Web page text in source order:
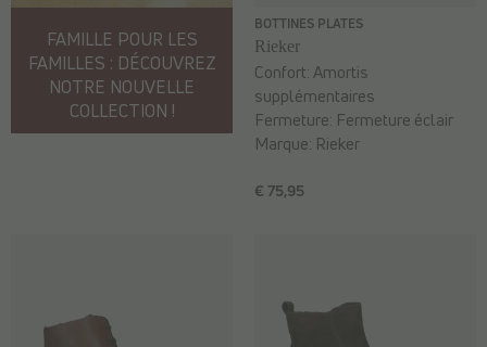
FAMILLE POUR LES
FAMILLES : DÉCOUVREZ
NOTRE NOUVELLE
COLLECTION !
BOTTINES PLATES
Rieker
€ 75,95
Confort:Amortis
supplémentaires
Fermeture: Fermeture éclair
Marque: Rieker